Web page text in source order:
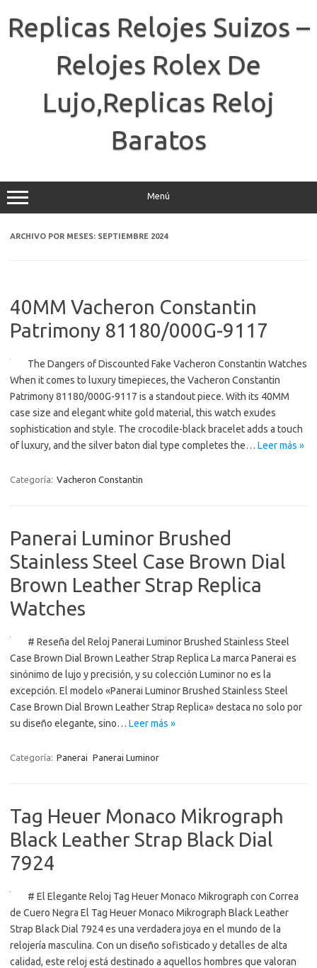
contenido
Replicas Relojes Suizos –
Relojes Rolex De
Lujo,Replicas Reloj
Baratos
Menú
ARCHIVO POR MESES: SEPTIEMBRE 2024
40MM Vacheron Constantin
Patrimony 81180/000G-9117
The Dangers of Discounted Fake Vacheron Constantin Watches
When it comes to luxury timepieces, the Vacheron Constantin
Patrimony 81180/000G-9117 is a standout piece. With its 40MM
case size and elegant white gold material, this watch exudes
sophistication and style. The crocodile-black bracelet adds a touch
of luxury, and the silver baton dial type completes the… Leer más »
Categoría: Vacheron Constantin
Panerai Luminor Brushed
Stainless Steel Case Brown Dial
Brown Leather Strap Replica
Watches
# Reseña del Reloj Panerai Luminor Brushed Stainless Steel
Case Brown Dial Brown Leather Strap Replica La marca Panerai es
sinónimo de lujo y precisión, y su colección Luminor no es la
excepción. El modelo «Panerai Luminor Brushed Stainless Steel
Case Brown Dial Brown Leather Strap Replica» destaca no solo por
su diseño elegante, sino… Leer más »
Categoría: Panerai Panerai Luminor
Tag Heuer Monaco Mikrograph
Black Leather Strap Black Dial
7924
# El Elegante Reloj Tag Heuer Monaco Mikrograph con Correa
de Cuero Negra El Tag Heuer Monaco Mikrograph Black Leather
Strap Black Dial 7924 es una verdadera joya en el mundo de la
relojería masculina. Con un diseño sofisticado y detalles de alta
calidad, este reloj está destinado a aquellos hombres que valoran